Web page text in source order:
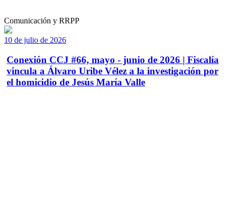
Comunicación y RRPP
10 de julio de 2026
Conexión CCJ #66, mayo - junio de 2026 | Fiscalía
vincula a Álvaro Uribe Vélez a la investigación por
el homicidio de Jesús María Valle